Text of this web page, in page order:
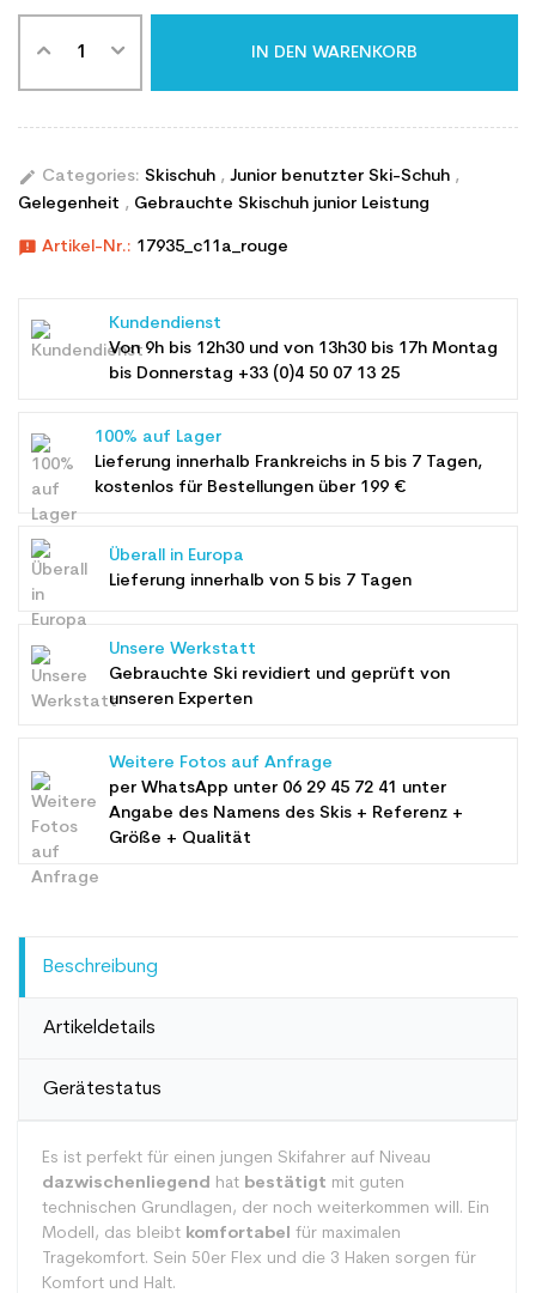
IN DEN WARENKORB
edit Categories: Skischuh , Junior benutzter Ski-Schuh ,
Gelegenheit , Gebrauchte Skischuh junior Leistung
announcement Artikel-Nr.: 17935_c11a_rouge
Kundendienst
Von 9h bis 12h30 und von 13h30 bis 17h Montag
bis Donnerstag +33 (0)4 50 07 13 25
100% auf Lager
Lieferung innerhalb Frankreichs in 5 bis 7 Tagen,
kostenlos für Bestellungen über 199 €
Überall in Europa
Lieferung innerhalb von 5 bis 7 Tagen
Unsere Werkstatt
Gebrauchte Ski revidiert und geprüft von
unseren Experten
Weitere Fotos auf Anfrage
per WhatsApp unter 06 29 45 72 41 unter
Angabe des Namens des Skis + Referenz +
Größe + Qualität
Beschreibung
Artikeldetails
Gerätestatus
Es ist perfekt für einen jungen Skifahrer auf Niveau
dazwischenliegend hat bestätigt mit guten
technischen Grundlagen, der noch weiterkommen will. Ein
Modell, das bleibt komfortabel für maximalen
Tragekomfort. Sein 50er Flex und die 3 Haken sorgen für
Komfort und Halt.